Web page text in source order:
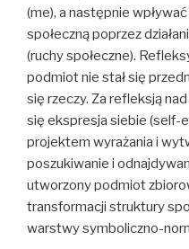
(me), a następnie
społeczną poprzez
(ruchy społeczne).
podmiot nie stał się
się rzeczy. Za refleksją
się ekspresja siebie (self-
projektem wyrażania i
poszukiwanie i
utworzony podmiot
transformacji struktury
warstwy symboliczno-